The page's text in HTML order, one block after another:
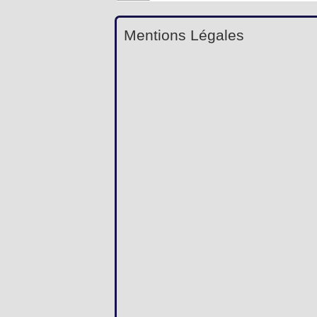
Mentions Légales